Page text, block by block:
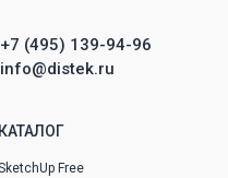
КАТАЛОГ
Free
+7 (495) 139-94-96
info@distek.ru